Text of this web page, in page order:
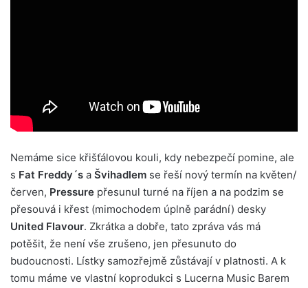
Nemáme sice křišťálovou kouli, kdy nebezpečí pomine, ale
s Fat Freddy´s a Švihadlem se řeší nový termín na květen/
červen, Pressure přesunul turné na říjen a na podzim se
přesouvá i křest (mimochodem úplně parádní) desky
United Flavour. Zkrátka a dobře, tato zpráva vás má
potěšit, že není vše zrušeno, jen přesunuto do
budoucnosti. Lístky samozřejmě zůstávají v platnosti. A k
tomu máme ve vlastní koprodukci s Lucerna Music Barem